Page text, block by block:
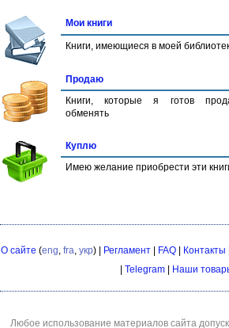
Мои книги
Книги, имеющиеся в моей
Продаю
Книги, которые я готов
обменять
Куплю
Имею желание приобрести эти
О сайте (eng, fra, укр) | Регламент| FAQ| Контакты
Telegram Наши
Любое использование материалов сайта